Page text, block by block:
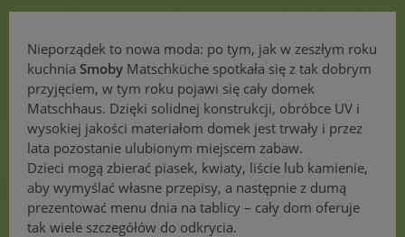
Nieporządek to nowa moda: po tym, jak w zeszłym roku
kuchnia Smoby Matschküche spotkała się z tak dobrym
przyjęciem, w tym roku pojawi się cały domek
Matschhaus. Dzięki solidnej konstrukcji, obróbce UV i
wysokiej jakości materiałom domek jest trwały i przez
lata pozostanie ulubionym miejscem zabaw.
Dzieci mogą zbierać piasek, kwiaty, liście lub kamienie,
aby wymyślać własne przepisy, a następnie z dumą
prezentować menu dnia na tablicy – cały dom oferuje
tak wiele szczegółów do odkrycia.